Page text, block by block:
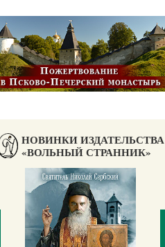
НОВИНКИ ИЗДАТЕЛЬСТВА
«ВОЛЬНЫЙ СТРАННИК»